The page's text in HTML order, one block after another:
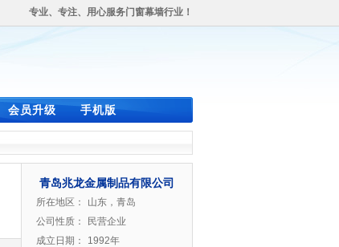
专业、专注、用心服务门窗幕墙行业！
会员升级 手机版
青岛兆龙金属制品有限公司
所在地区：
山东，青岛
公司性质：
民营企业
成立日期：
1992年